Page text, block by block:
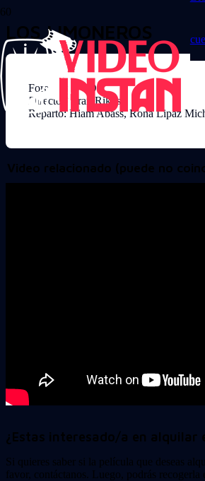
LOS LIMONEROS
Formato: DVD
Director: Eran Riklis
Reparto: Hiam Abass, Rona Lipaz
Video relacionado (puede no
¿Estas interesado/a en alquilar
Si quieres saber si la película que deseas
favor, contáctanos. Luego, podrás recogerla